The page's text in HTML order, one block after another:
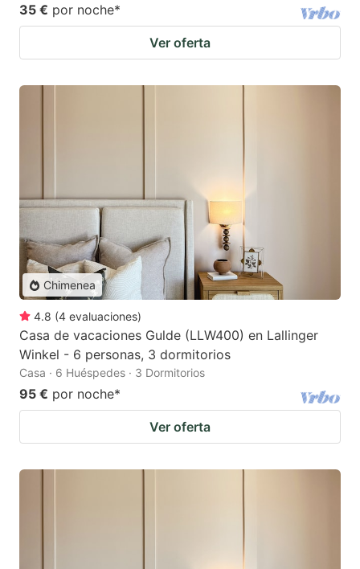
35 € por noche*
Ver oferta
Chimenea
4.8 (4 evaluaciones)
Casa de vacaciones Gulde (LLW400) en Lallinger
Winkel - 6 personas, 3 dormitorios
Casa · 6 Huéspedes · 3 Dormitorios
95 € por noche*
Ver oferta